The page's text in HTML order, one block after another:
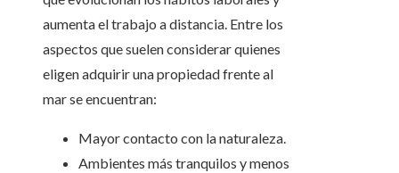
aumenta el trabajo a distancia. Entre los
aspectos que suelen considerar quienes
eligen adquirir una propiedad frente al
mar se encuentran:
Mayor contacto con la naturaleza.
Ambientes más tranquilos y menos